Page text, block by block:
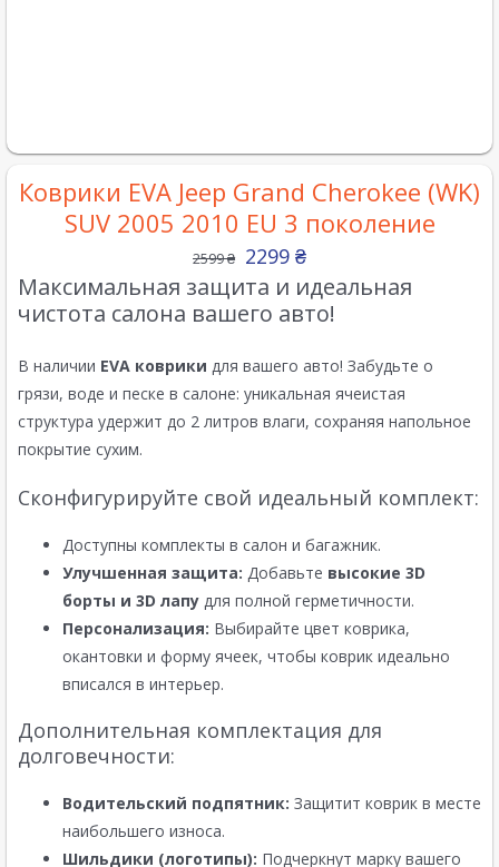
Коврики EVA Jeep Grand Cherokee (WK)
SUV 2005 2010 EU 3 поколение
2599₴ 2299 ₴
Максимальная защита и идеальная
чистота салона вашего авто!
В наличии EVA коврики для вашего авто! Забудьте о
грязи, воде и песке в салоне: уникальная ячеистая
структура удержит до 2 литров влаги, сохраняя напольное
покрытие сухим.
Сконфигурируйте свой идеальный комплект:
Доступны комплекты в салон и багажник.
Улучшенная защита: Добавьте высокие 3D
борты и 3D лапу для полной герметичности.
Персонализация: Выбирайте цвет коврика,
окантовки и форму ячеек, чтобы коврик идеально
вписался в интерьер.
Дополнительная комплектация для
долговечности:
Водительский подпятник: Защитит коврик в месте
наибольшего износа.
Шильдики (логотипы): Подчеркнут марку вашего